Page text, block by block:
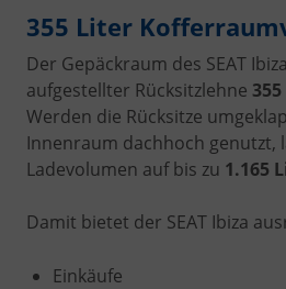
355 Liter
Der Gepäckraum des SEAT
aufgestellter Rücksitzlehne
Werden die Rücksitze
Innenraum dachhoch genutzt,
Ladevolumen auf bis zu 1.165
Damit bietet der SEAT Ibiza
Einkäufe